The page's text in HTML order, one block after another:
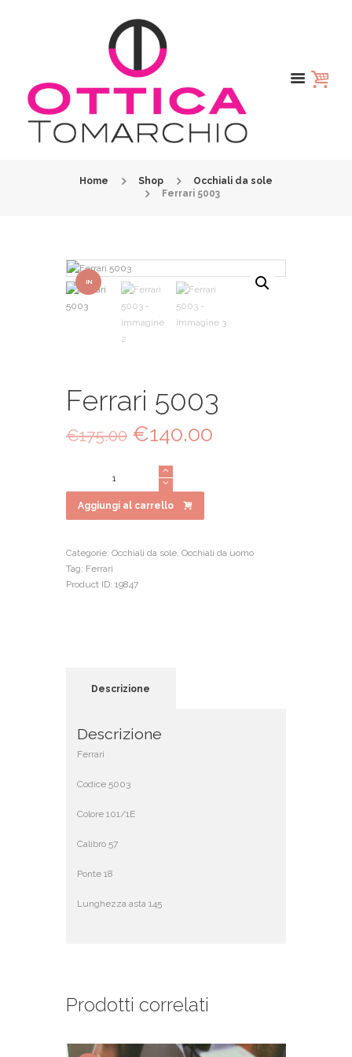
Home Shop
Occhiali da sole
Ferrari 5003
IN
OFFER
Ferrari 5003
€175.00 Il
prezzo
originale
era:
€175.00.
€140.00
quantità
Aggiungi al carrello
Categorie: Occhiali da sole, Occhiali da uomo
Tag: Ferrari
Product ID: 19847
Descrizione
Descrizione
Ferrari
Codice 5003
Colore 101/1E
Calibro 57
Ponte 18
Lunghezza asta 145
Prodotti correlati